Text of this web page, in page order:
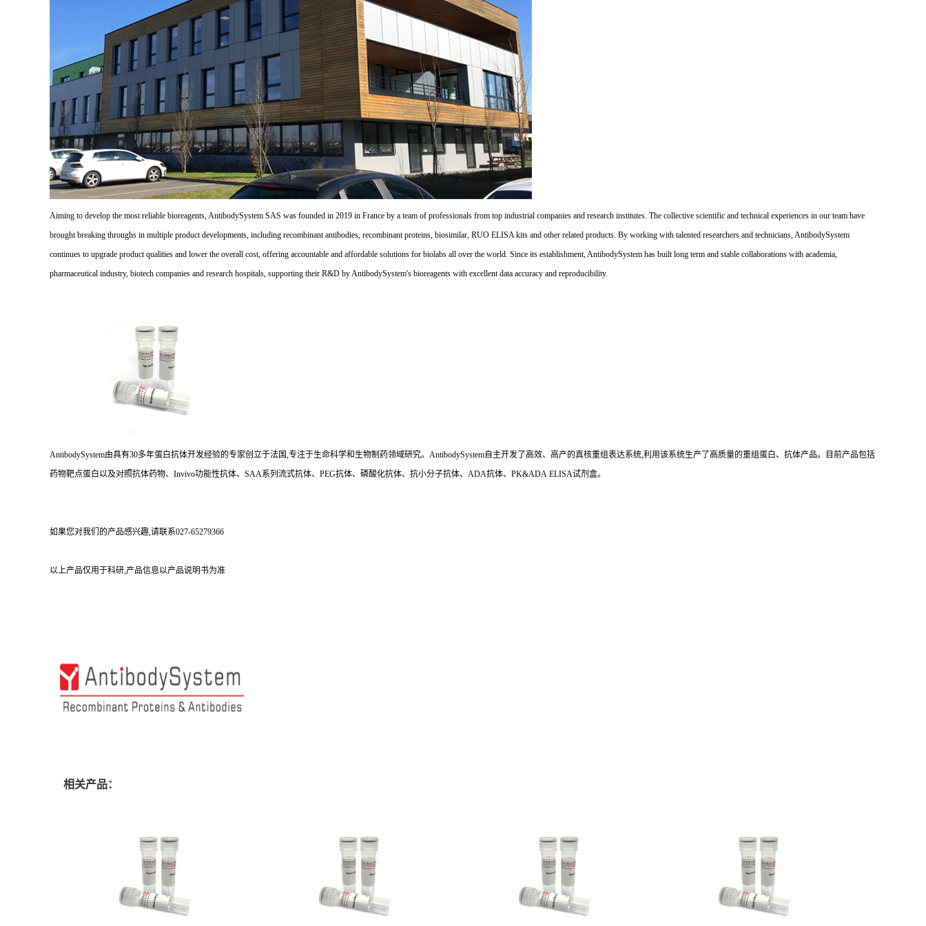
Aiming to develop the most reliable bioreagents, AntibodySystem SAS was founded in 2019 in France by a team of professionals from top industrial companies and research institutes. The collective scientific and technical experiences in our team have
brought breaking throughs in multiple product developments, including recombinant antibodies, recombinant proteins, biosimilar, RUO ELISA kits and other related products. By working with talented researchers and technicians, AntibodySystem
continues to upgrade product qualities and lower the overall cost, offering accountable and affordable solutions for biolabs all over the world. Since its establishment, AntibodySystem has built long term and stable collaborations with academia,
pharmaceutical industry, biotech companies and research hospitals, supporting their R&D by AntibodySystem's bioreagents with excellent data accuracy and reproducibility.
AntibodySystem由具有30多年蛋白抗体开发经验的专家创立于法国,专注于生命科学和生物制药领域研究。AntibodySystem自主开发了高效、高产的真核重组表达系统,利用该系统生产了高质量的重组蛋白、抗体产品。目前产品包括
药物靶点蛋白以及对照抗体药物、Invivo功能性抗体、SAA系列流式抗体、PEG抗体、磷酸化抗体、抗小分子抗体、ADA抗体、PK&ADA ELISA试剂盒。
如果您对我们的产品感兴趣,请联系027-65279366
以上产品仅用于科研,产品信息以产品说明书为准
相关产品：